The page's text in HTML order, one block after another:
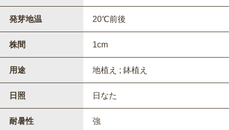
発芽地温 20℃前後
株間 1cm
用途 地植え ; 鉢植え
日照 日なた
耐暑性 強